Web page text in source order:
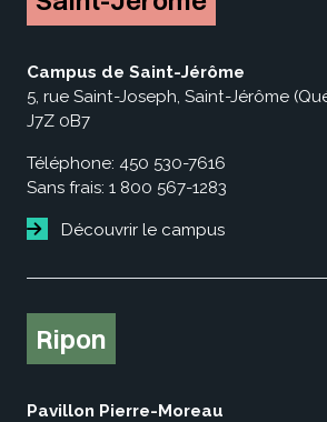
Campus de Saint-Jérôme
5, rue Saint-Joseph, Saint-Jérôme
J7Z 0B7
Téléphone: 450 530-7616
Sans frais: 1 800 567-1283
Découvrir le campus
Ripon
Pavillon Pierre-Moreau